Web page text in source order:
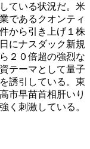
ている状況だ。米
であるクオンティ
から引き上げ１株
にナスダック新規
２０倍超の強烈な
テーマとして量子
誘引している。東
市早苗首相肝いり
く刺激している。